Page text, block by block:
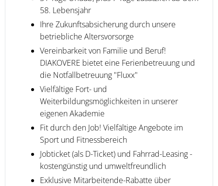
58. Lebensjahr
Ihre Zukunftsabsicherung durch unsere
betriebliche Altersvorsorge
Vereinbarkeit von Familie und Beruf!
DIAKOVERE bietet eine Ferienbetreuung und
die Notfallbetreuung "Fluxx"
Vielfältige Fort- und
Weiterbildungsmöglichkeiten in unserer
eigenen Akademie
Fit durch den Job! Vielfältige Angebote im
Sport und Fitnessbereich
Jobticket (als D-Ticket) und Fahrrad-Leasing -
kostengünstig und umweltfreundlich
Exklusive Mitarbeitende-Rabatte über